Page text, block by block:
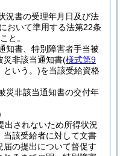
況書の受理年月日及び法
おいて準用する法第22条
と。
知書、特別障害者手当被
災非該当通知書(様式第9
という。)を当該受給資格
災非該当通知書の交付年
出されないため所得状況
該受給者に対して文書
の提出について督促す